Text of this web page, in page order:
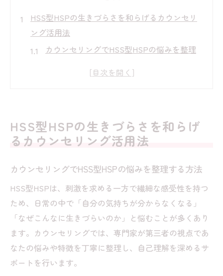
HSS型HSPの生きづらさを和らげるカウンセリ
ング活用法
カウンセリングでHSS型HSPの悩みを整理
感の理由
HSS型HSPあるあるとカウンセリング活用
カウンセリングで限界サインに気づくポイ
ントとは
自分らしく生きるためのカウンセリング体験談
と気づき
HSS型HSPがカウンセリングで得た自己理
解の深め方
HSS型HSPの生きづらさを和らげ
るカウンセリング活用法
カウンセリングでHSS型HSPの悩みを整理する方法
HSS型HSPは、刺激を求める一方で繊細な感受性を持つ
ため、日常の中で「自分の気持ちが分からなくなる」
「なぜこんなに生きづらいのか」と悩むことが多くあり
ます。カウンセリングでは、専門家が第三者の視点であ
なたの悩みや特徴を丁寧に整理し、自己理解を深めるサ
ポートを行います。